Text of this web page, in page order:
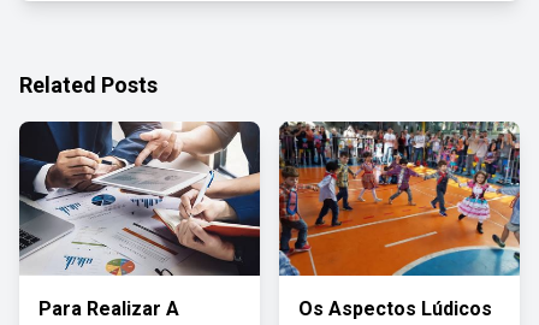
Related Posts
Para Realizar A
Os Aspectos Lúdicos